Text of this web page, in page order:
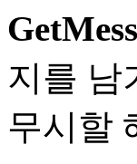
지를 남
무시할